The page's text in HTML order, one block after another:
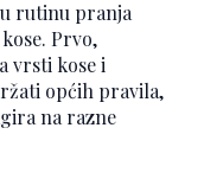
rutinu pranja
Prvo,
vrsti kose i
općih pravila,
na razne